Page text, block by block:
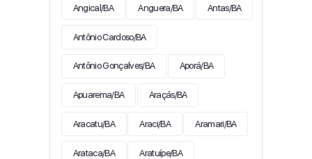
Angical/BA Anguera/BA Antas/BA
Antônio Cardoso/BA
Antônio Gonçalves/BA Aporá/BA
Apuarema/BA Araçás/BA
Aracatu/BA Araci/BA Aramari/BA
Arataca/BA Aratuípe/BA